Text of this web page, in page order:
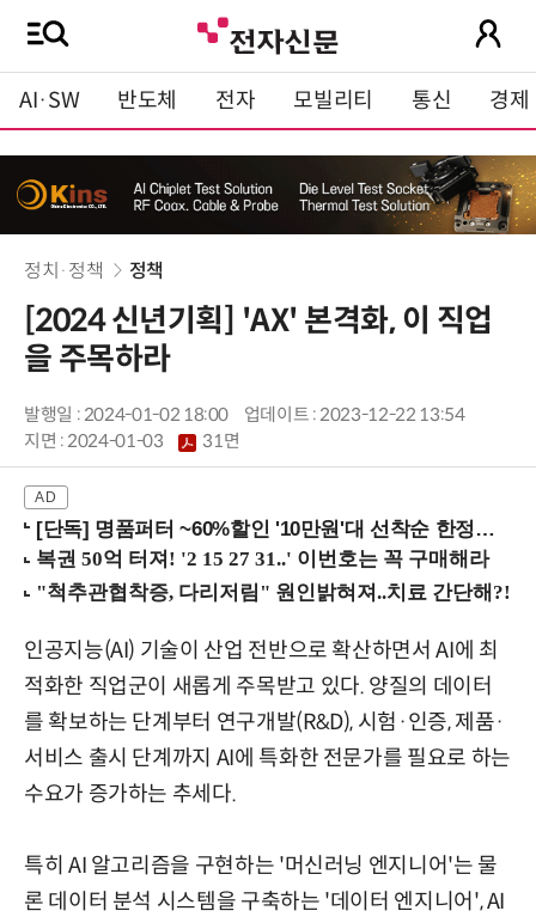
AI·SW 반도체 전자 모빌리티 통신 경제
정치·정책 정책
[2024 신년기획] 'AX' 본격화, 이 직업
을 주목하라
발행일 : 2024-01-02 18:00
업데이트 : 2023-12-22 13:54
지면 :2024-01-03 31면
[단독] 명품퍼터 ~60%할인 '10만원'대 선착순 한정판매!
인공지능(AI) 기술이 산업 전반으로 확산하면서 AI에 최
적화한 직업군이 새롭게 주목받고 있다. 양질의 데이터
를 확보하는 단계부터 연구개발(R&D), 시험·인증, 제품·
서비스 출시 단계까지 AI에 특화한 전문가를 필요로 하는
수요가 증가하는 추세다.
특히 AI 알고리즘을 구현하는 '머신러닝 엔지니어'는 물
론 데이터 분석 시스템을 구축하는 '데이터 엔지니어', AI